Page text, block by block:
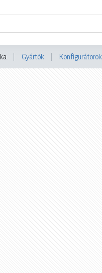
Gyártók Konfigurátorok